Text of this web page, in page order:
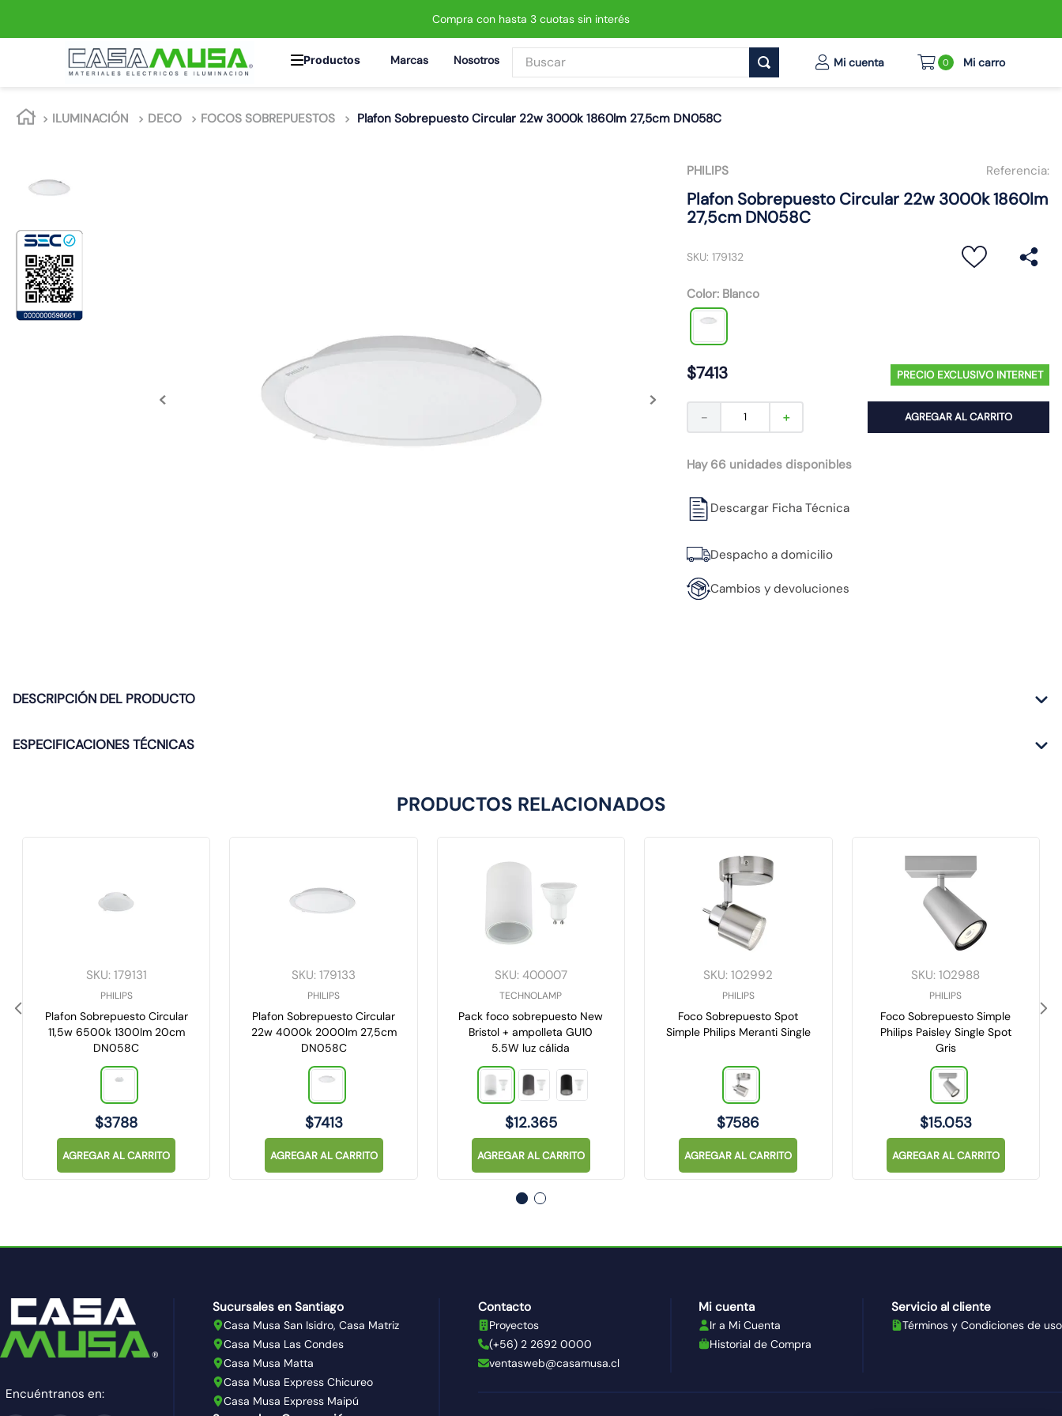
Compra con hasta 3 cuotas sin interés
Marcas Nosotros Buscar
0
ILUMINACIÓN DECO FOCOS SOBREPUESTOS Plafon Sobrepuesto Circular 22w 3000k 1860lm 27,5cm DN058C
PHILIPS Referencia:
Plafon Sobrepuesto Circular 22w 3000k 1860lm
27,5cm DN058C
SKU: 179132
Color: Blanco
$7413 PRECIO EXCLUSIVO INTERNET
＋
－ AGREGAR AL CARRITO
Hay 66 unidades disponibles
Descargar Ficha Técnica
Despacho a domicilio
Cambios y devoluciones
DESCRIPCIÓN DEL PRODUCTO
ESPECIFICACIONES TÉCNICAS
PRODUCTOS RELACIONADOS
SKU: 179131
PHILIPS
Plafon Sobrepuesto Circular
11,5w 6500k 1300lm 20cm
DN058C
$3788
AGREGAR AL CARRITO
SKU:179133
PHILIPS
Plafon Sobrepuesto Circular
22w 4000k 2000lm 27,5cm
DN058C
$7413
AGREGAR AL CARRITO
SKU: 400007
TECHNOLAMP
Pack foco sobrepuesto New
Bristol + ampolleta GU10
5.5W luz cálida
$12.365
AGREGAR AL CARRITO
SKU:102992
PHILIPS
Foco Sobrepuesto Spot
Simple Philips Meranti Single
$7586
AGREGAR AL CARRITO
SKU:102988
PHILIPS
Foco Sobrepuesto Simple
Philips Paisley Single Spot
Gris
$15.053
AGREGAR AL CARRITO
Encuéntranos en:
Sucursales en Santiago
Casa Musa San Isidro, Casa Matriz
Casa Musa Las Condes
Casa Musa Matta
Casa Musa Express Chicureo
Casa Musa Express Maipú
Contacto
Proyectos
(+56) 2 2692 0000
ventasweb@casamusa.cl
Mi cuenta
Ir a Mi Cuenta
Historial de Compra
Servicio al cliente
Términos y Condiciones de uso
1.
enchufe
. diferencial